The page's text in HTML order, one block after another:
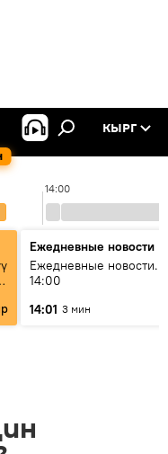
КЫРГ
14:00
Ежедневные новости
Ежедневные новости.
14:00
14:01 3 мин